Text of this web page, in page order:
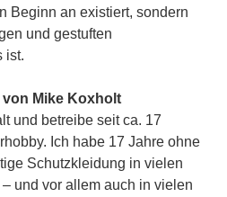
Beginn an existiert, sondern
und gestuften
ist.
von Mike Koxholt
und betreibe seit ca. 17
Ich habe 17 Jahre ohne
Schutzkleidung in vielen
und vor allem auch in vielen